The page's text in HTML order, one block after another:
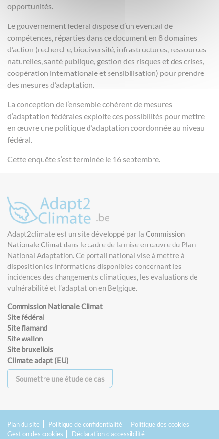
opportunités.
Le gouvernement fédéral dispose d’un éventail de
compétences, réparties dans ce document en 8 domaines
d’action (recherche, biodiversité, infrastructures, ressources
naturelles, santé publique, gestion des risques et des crises,
coopération internationale et sensibilisation) pour prendre
des mesures d’adaptation.
La conception de l’ensemble cohérent de mesures
d’adaptation fédérales exploite ces possibilités pour mettre
en œuvre une politique d’adaptation coordonnée au niveau
fédéral.
Cette enquête s’est terminée le 16 septembre.
Adapt2climate est un site développé par la Commission
Nationale Climat dans le cadre de la mise en œuvre du Plan
National Adaptation. Ce portail national vise à mettre à
disposition les informations disponibles concernant les
incidences des changements climatiques, les évaluations de
vulnérabilité et l’adaptation en Belgique.
Commission Nationale Climat
Site fédéral
Site flamand
Site wallon
Site bruxellois
Climate adapt (EU)
Soumettre une étude de cas
Plan du site Politique de confidentialité
Politique des cookies
Gestion des cookies
Déclaration d’accessibilité